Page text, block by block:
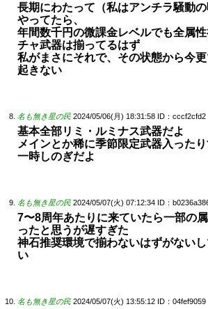
長期にわたって（私はアンチラ騒動
やってたら、
年間数千円の微課金レベルでも全属
チャ武器は揃ってるはず
私がまさにそれで、その状態から今
起きない
名も無き星の民 2024/05/06(月) 18:31:58 ID：cccf2cfd2
基本全部リミ・ルミナス武器だよ
メインとか稀に季節限定武器入った
一時しのぎだよ
名も無き星の民 2024/05/07(火) 07:12:34 ID：
7〜8周年あたりに来ていたら一部の
ったと思うが遅すぎた
神石推奨環境で揃わないはずがない
い
名も無き星の民 2024/05/07(火) 13:55:12 ID：04fef9059